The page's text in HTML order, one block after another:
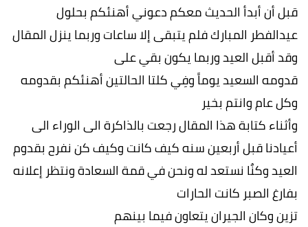
قبل أن أبدأ الحديث معكم دعوني أهنئكم بحلول
عيدالفطر المبارك فلم يتبقى إلا ساعات وربما ينزل المقال
وقد أقبل العيد وربما يكون بقي على
قدومه السعيد يوماً وفِي كلتا الحالتين أهنئكم بقدومه
وكل عام وانتم بخير
وأثناء كتابة هذا المقال رجعت بالذاكرة الى الوراء الى
أعيادنا قبل أربعين سنه كيف كانت وكيف كن نفرح بقدوم
العيد وكنٌا نستعد له ونحن في قمة السعادة ونتظر إعلانه
بفارغ الصبر كانت الحارات
تزين وكان الجيران يتعاون فيما بينهم